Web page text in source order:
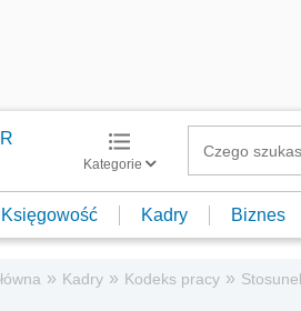
Kategorie
Księgowość Kadry Biznes
» Kadry » Kodeks pracy »